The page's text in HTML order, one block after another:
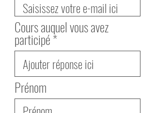
Cours auquel vous avez
participé
Prénom